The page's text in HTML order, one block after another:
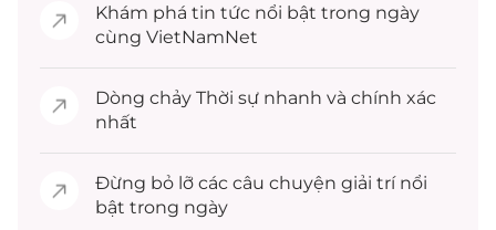
Khám phá tin tức nổi bật trong ngày
cùng VietNamNet
Dòng chảy Thời sự nhanh và chính xác
nhất
Đừng bỏ lỡ các câu chuyện giải trínổi
bật trong ngày